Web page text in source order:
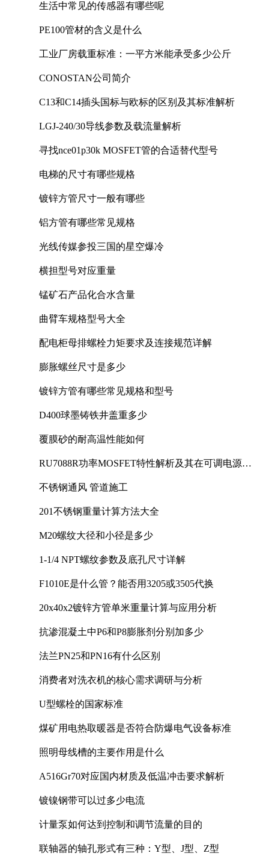
生活中常见的传感器有哪些呢
PE100管材的含义是什么
工业厂房载重标准：一平方米能承受多少公斤
CONOSTAN公司简介
C13和C14插头国标与欧标的区别及其标准解析
LGJ-240/30导线参数及载流量解析
寻找nce01p30k MOSFET管的合适替代型号
电梯的尺寸有哪些规格
镀锌方管尺寸一般有哪些
铝方管有哪些常见规格
光线传媒参投三国的星空爆冷
横担型号对应重量
锰矿石产品化合水含量
曲臂车规格型号大全
配电柜母排螺栓力矩要求及连接规范详解
膨胀螺丝尺寸是多少
镀锌方管有哪些常见规格和型号
D400球墨铸铁井盖重多少
覆膜砂的耐高温性能如何
RU7088R功率MOSFET特性解析及其在可调电源设
不锈钢通风 管道施工
201不锈钢重量计算方法大全
M20螺纹大径和小径是多少
1-1/4 NPT螺纹参数及底孔尺寸详解
F1010E是什么管？能否用3205或3505代换
20x40x2镀锌方管单米重量计算与应用分析
抗渗混凝土中P6和P8膨胀剂分别加多少
法兰PN25和PN16有什么区别
消费者对洗衣机的核心需求调研与分析
U型螺栓的国家标准
煤矿用电热取暖器是否符合防爆电气设备标准
照明母线槽的主要作用是什么
A516Gr70对应国内材质及低温冲击要求解析
镀镍钢带可以过多少电流
计量泵如何达到控制和调节流量的目的
联轴器的轴孔形式有三种：Y型、J型、Z型